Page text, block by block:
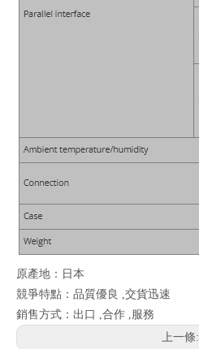
原產地：日本
競爭特點：品質優良 ,交貨迅速
銷售方式：出口 ,合作 ,服務
上一條: